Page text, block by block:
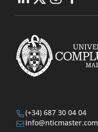
(+34) 687 30 04 04
info@nticmaster.com